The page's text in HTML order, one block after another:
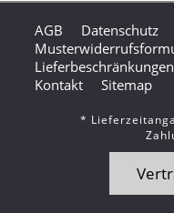
AGB Datenschutz
Lieferbeschränkungen
Kontakt
Sitemap
*